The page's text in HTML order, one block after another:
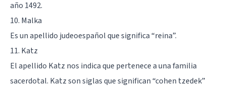
año 1492.
10. Malka
Es un apellido judeoespañol que significa “reina”.
11. Katz
El apellido Katz nos indica que pertenece a una familia
sacerdotal. Katz son siglas que significan “cohen tzedek”